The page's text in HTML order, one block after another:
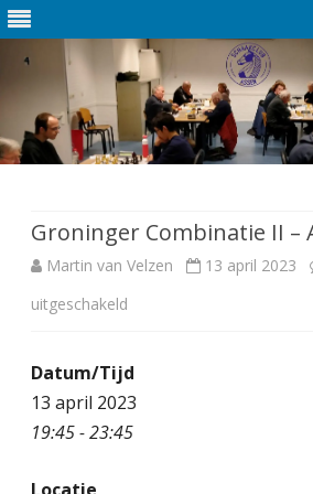
de
inhoud
Groninger Combinatie II –
Martin van Velzen 13 april 2023
uitgeschakeld
o
Datum/Tijd
13 april 2023
19:45 - 23:45